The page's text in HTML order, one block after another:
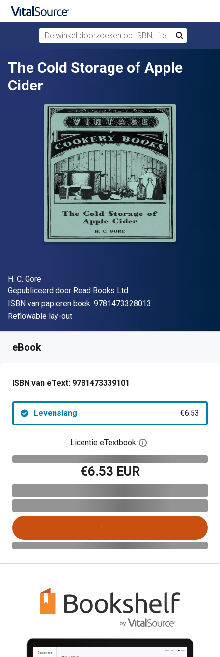
Verdergaan naar belangrijkste inhoud
De winkel doorzoeken op ISBN, titel of auteur
Zoek
The Cold Storage of Apple
Cider
Auteur(s)
H. C. Gore
Uitgever
Gepubliceerd door Read Books Ltd.
ISBN van papieren boek: 9781473328013
Indeling
Reflowable lay-out
eBook
ISBN van eText: 9781473339101
Levenslang €6.53
Licentie eTextbook Open het
€6.53 EUR